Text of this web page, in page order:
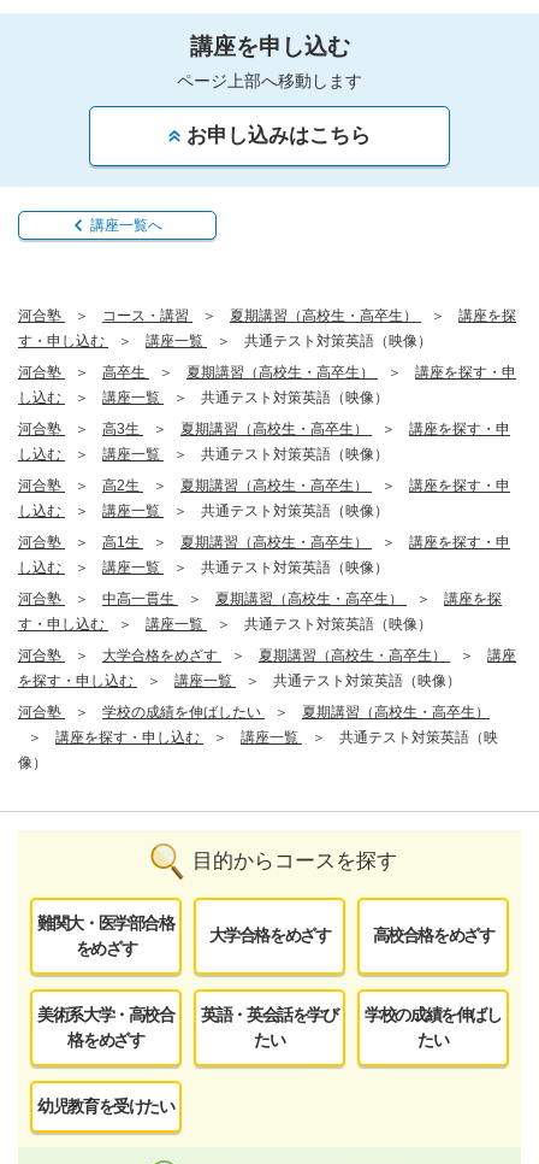
講座を申し込む
ページ上部へ移動します
お申し込みはこちら
講座一覧へ
河合塾 コース・講習 夏期講習（高校生・高卒生）
講座を探
す・申し込む
講座一覧
共通テスト対策英語（映像）
河合塾
高卒生 夏期講習（高校生・高卒生）
講座を探す・申
し込む
講座一覧
共通テスト対策英語（映像）
河合塾
高3生 夏期講習（高校生・高卒生）
講座を探す・申
し込む
講座一覧
共通テスト対策英語（映像）
河合塾
高2生 夏期講習（高校生・高卒生）
講座を探す・申
し込む
講座一覧
共通テスト対策英語（映像）
河合塾
高1生 夏期講習（高校生・高卒生）
講座を探す・申
し込む
講座一覧
共通テスト対策英語（映像）
河合塾
中高一貫生 夏期講習（高校生・高卒生）
講座を探
す・申し込む
講座一覧
共通テスト対策英語（映像）
河合塾
大学合格をめざす 夏期講習（高校生・高卒生）
講座
を探す・申し込む
講座一覧
共通テスト対策英語（映像）
河合塾
学校の成績を伸ばしたい
夏期講習（高校生・高卒生）
講座を探す・申し込む
講座一覧
共通テスト対策英語（映
像）
目的からコースを探す
難関大・医学部合格
をめざす
大学合格をめざす 高校合格をめざす
美術系大学・高校合
格をめざす
英語・英会話を学び
たい
学校の成績を伸ばし
たい
幼児教育を受けたい